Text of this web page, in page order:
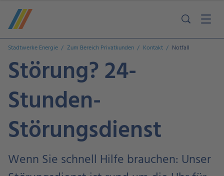
Stadtwerke Energie Zum Bereich Privatkunden Kontakt Notfall
Störung? 24-
Stunden-
Störungsdienst
Wenn Sie schnell Hilfe brauchen: Unser